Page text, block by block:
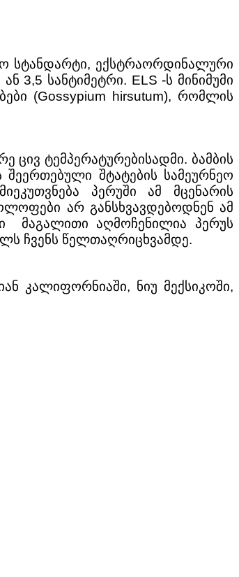
სტანდარტი, ექსტრაორდინალური
3,5 სანტიმეტრი. ELS -ს მინიმუმი
(Gossypium hirsutum), რომლის
ცივ ტემპერატურებისადმი. ბამბის
შტატების სამეურნეო
პერუში ამ მცენარის
არ განსხვავდებოდნენ ამ
მაგალითი აღმოჩენილია პერუს
ჩვენს წელთაღრიცხვამდე.
კალიფორნიაში, ნიუ მექსიკოში,